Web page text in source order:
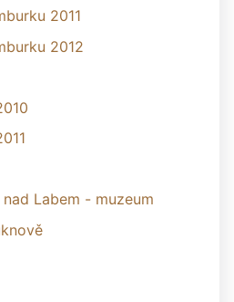
2011
2012
Labem - muzeum